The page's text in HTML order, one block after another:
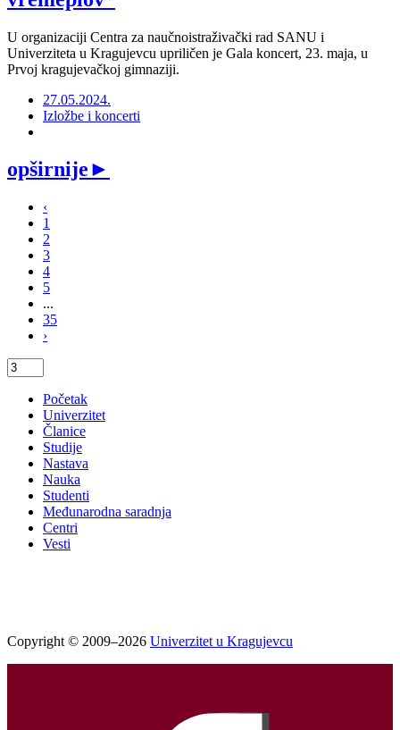
U organizaciji Centra za naučnoistraživački rad SANU i
Univerziteta u Kragujevcu upriličen je Gala koncert, 23. maja, u
Prvoj kragujevačkoj gimnaziji.
27.05.2024.
Izložbe i koncerti
opširnije►
‹
1
2
3
4
5
...
35
›
Početak
Univerzitet
Članice
Studije
Nastava
Nauka
Studenti
Međunarodna saradnja
Centri
Vesti
Copyright © 2009–2026 Univerzitet u Kragujevcu